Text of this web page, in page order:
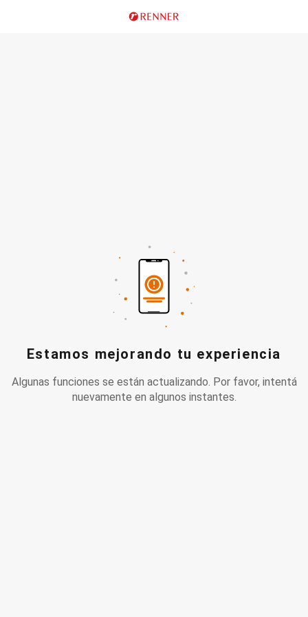
Estamos mejorando tu experiencia
Algunas funciones se están actualizando. Por favor, intentá
nuevamente en algunos instantes.